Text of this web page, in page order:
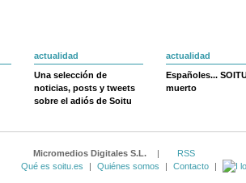
actualidad
Una selección de
noticias, posts y tweets
sobre el adiós de Soitu
actualidad
Españoles...
muerto
Micromedios Digitales S.L. |
RSS
Qué es soitu.es
| Quiénes somos | Contacto |